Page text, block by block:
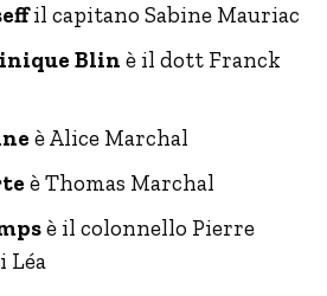
il capitano Sabine Mauriac
Blin è il dott Franck
è Alice Marchal
è Thomas Marchal
è il colonnello Pierre
Léa